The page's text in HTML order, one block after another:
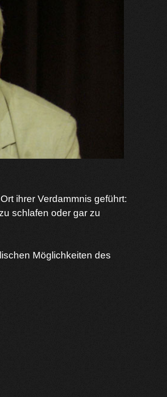
ihrer Verdammnis geführt:
schlafen oder gar zu
Möglichkeiten des